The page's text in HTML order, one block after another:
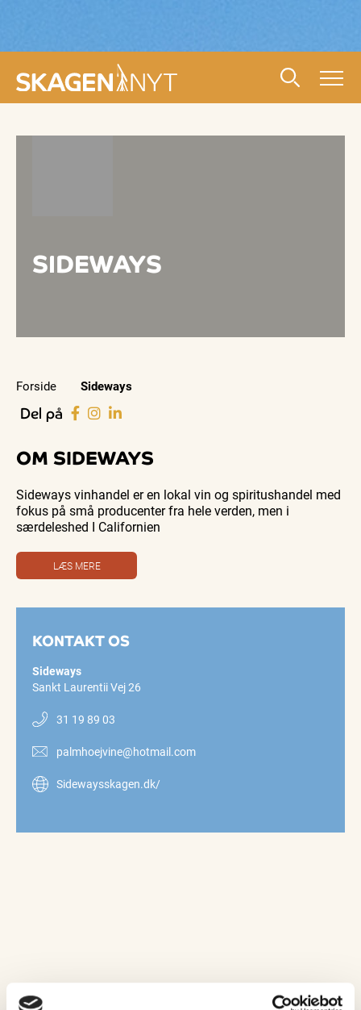
SIDEWAYS
Forside Sideways
Del på
OM SIDEWAYS
Sideways vinhandel er en lokal vin og spiritushandel med
fokus på små producenter fra hele verden, men i
særdeleshed I Californien
LÆS MERE
KONTAKT OS
Sideways
Sankt Laurentii Vej 26
31 19 89 03
palmhoejvine@hotmail.com
Sidewaysskagen.dk/